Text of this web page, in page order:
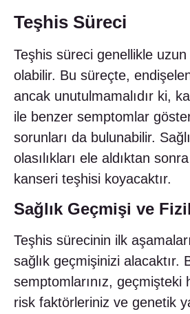
Teşhis Süreci
Teşhis süreci genellikle
olabilir. Bu süreçte,
ancak unutulmamalıdır ki,
ile benzer semptomlar
sorunları da bulunabilir.
olasılıkları ele aldıktan
kanseri teşhisi koyacaktır.
Sağlık Geçmişi ve
Teşhis sürecinin ilk
sağlık geçmişinizi alacaktır.
semptomlarınız, geçmişteki
risk faktörleriniz ve genetik